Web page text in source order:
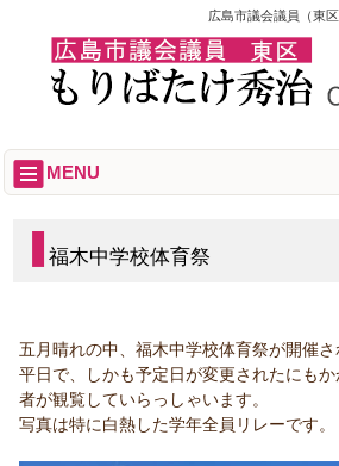
広島市議会議員（東
MENU
福木中学校体育祭
五月晴れの中、福木中学校体育祭が開催さ
平日で、しかも予定日が変更されたにも
者が観覧していらっしゃいます。
写真は特に白熱した学年全員リレーです。